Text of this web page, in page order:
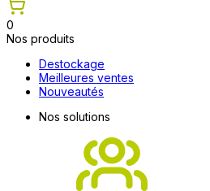
0
Nos produits
Destockage
Meilleures ventes
Nouveautés
Nos solutions